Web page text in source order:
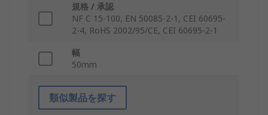
規格 / 承認
NF C 15-100, EN 50085-2-1, CEI 60695-
2-4, RoHS 2002/95/CE, CEI 60695-2-1
幅
50mm
類似製品を探す